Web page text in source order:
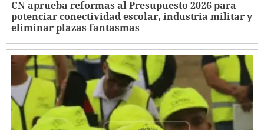
CN aprueba reformas al Presupuesto 2026 para
potenciar conectividad escolar, industria militar y
eliminar plazas fantasmas